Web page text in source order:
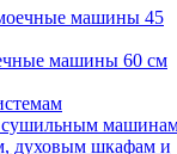
машины 45
машины 60 см
сушильным
духовым шкафам и